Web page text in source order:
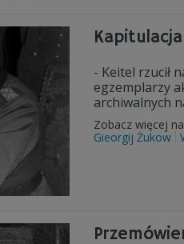
- Keitel rzucił
egzemplarzy
archiwalnych
Zobacz więcej
Gieorgij Żukow